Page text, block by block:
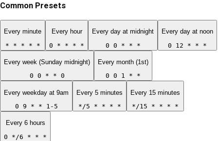
Common Presets
Every minute
* * * * *
Every hour
0 * * * *
Every day at midnight
0 0 * * *
Every day at noon
0 12 * * *
Every week (Sunday midnight)
0 0 * * 0
Every month (1st)
0 0 1 * *
Every weekday at 9am
0 9 * * 1-5
Every 5 minutes
*/5 * * * *
Every 15 minutes
*/15 * * * *
Every 6 hours
0 */6 * * *